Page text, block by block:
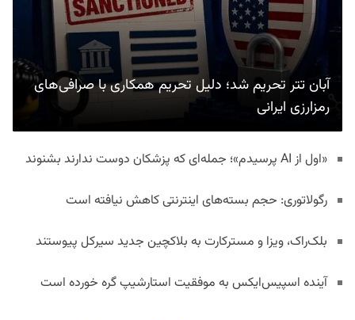
آبان تتر تحریم شد؛ دلیل تحریم همکاری با صرافی‌های
رمزارزی ایرانی
«اول از AI پرسیدم»؛ جمله‌ای که پزشکان دوست ندارند بشنوند
رگولاتوری: حجم بسته‌های اینترنتی کاهش نیافته است
بلک‌راک، ویزا و مسترکارت به بلاکچین جدید سیرکل پیوستند
آینده اسپیس‌ایکس به موفقیت استارشیپ گره خورده است